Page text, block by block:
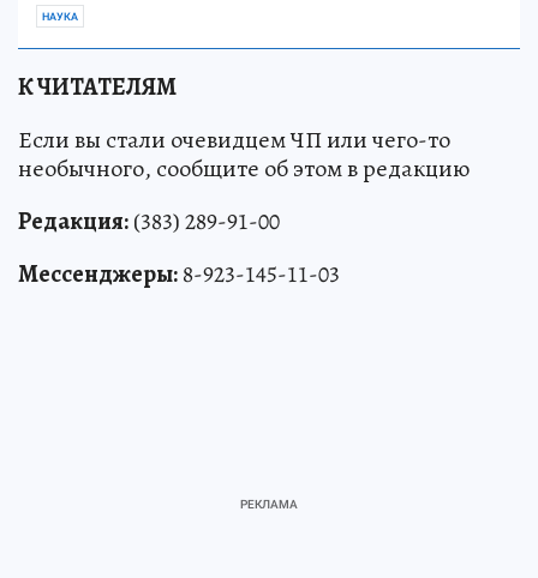
НАУКА
К ЧИТАТЕЛЯМ
Если вы стали очевидцем ЧП или чего-то
необычного, сообщите об этом в редакцию
Редакция:(383) 289-91-00
Мессенджеры:8-923-145-11-03